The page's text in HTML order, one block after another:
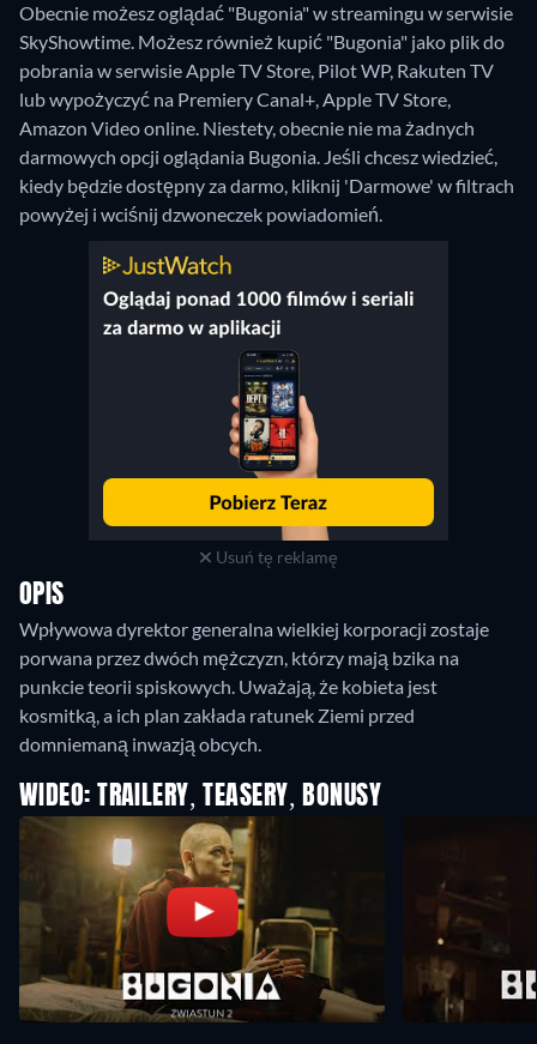
Obecnie możesz oglądać "Bugonia" w streamingu w serwisie
SkyShowtime. Możesz również kupić "Bugonia" jako plik do
pobrania w serwisie Apple TV Store, Pilot WP, Rakuten TV
lub wypożyczyć na Premiery Canal+, Apple TV Store,
Amazon Video online. Niestety, obecnie nie ma żadnych
darmowych opcji oglądania Bugonia. Jeśli chcesz wiedzieć,
kiedy będzie dostępny za darmo, kliknij 'Darmowe' w filtrach
powyżej i wciśnij dzwoneczek powiadomień.
Usuń tę reklamę
OPIS
Wpływowa dyrektor generalna wielkiej korporacji zostaje
porwana przez dwóch mężczyzn, którzy mają bzika na
punkcie teorii spiskowych. Uważają, że kobieta jest
kosmitką, a ich plan zakłada ratunek Ziemi przed
domniemaną inwazją obcych.
WIDEO: TRAILERY, TEASERY, BONUSY